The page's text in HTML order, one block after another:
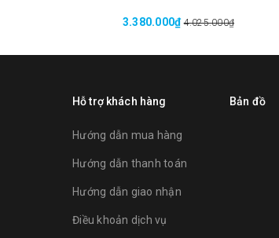
3.380.000₫ 4.025.000₫
Hỗ trợ khách hàng
Hướng dẫn mua hàng
Hướng dẫn thanh toán
Hướng dẫn giao nhận
Điều khoản dịch vụ
Bản đồ